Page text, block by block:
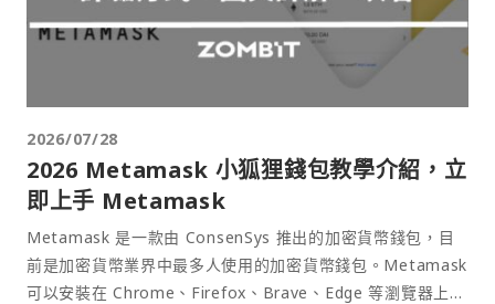
2026/07/28
2026 Metamask 小狐狸錢包教學介紹，立
即上手 Metamask
Metamask 是一款由 ConsenSys 推出的加密貨幣錢包，目
前是加密貨幣業界中最多人使用的加密貨幣錢包。Metamask
可以安裝在 Chrome、Firefox、Brave、Edge 等瀏覽器上作